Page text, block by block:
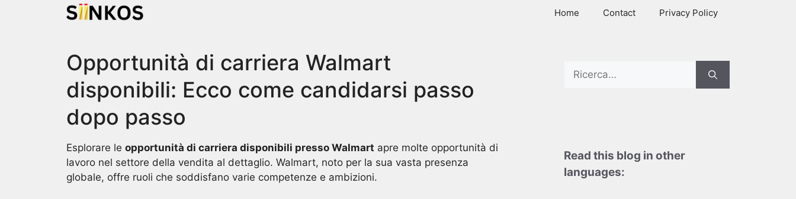
Home Contact Privacy Policy
Opportunità di carriera Walmart
disponibili: Ecco come candidarsi passo
dopo passo
Esplorare le opportunità di carriera disponibili presso Walmart apre molte opportunità di
lavoro nel settore della vendita al dettaglio. Walmart, noto per la sua vasta presenza
globale, offre ruoli che soddisfano varie competenze e ambizioni.
Search
Read this blog in other
languages: